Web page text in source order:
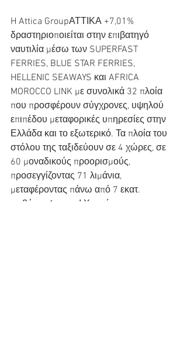
H Attica GroupΑΤΤΙΚΑ +7,01%
δραστηριοποιείται στην επιβατηγό
ναυτιλία μέσω των SUPERFAST
FERRIES, BLUE STAR FERRIES,
HELLENIC SEAWAYS και AFRICA
MOROCCO LINK με συνολικά 32 πλοία
που προσφέρουν σύγχρονες, υψηλού
επιπέδου μεταφορικές υπηρεσίες στην
Ελλάδα και το εξωτερικό. Τα πλοία του
στόλου της ταξιδεύουν σε 4 χώρες, σε
60 μοναδικούς προορισμούς,
προσεγγίζοντας 71 λιμάνια,
μεταφέροντας πάνω από 7 εκατ.
επιβάτες, 1 εκατ. Ι.Χ. οχήματα και